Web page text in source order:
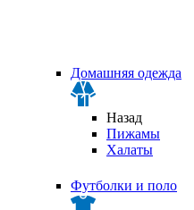
Домашняя одежда
Назад
Пижамы
Халаты
Футболки и поло